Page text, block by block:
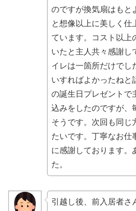
のですが換気扇はもと
と想像以上に美しく仕
ています。コスト以上
いたと主人共々感謝し
イレは一箇所だけでし
いすればよかったねと
の誕生日プレゼントで
込みをしたのですが、
そうです。次回も同じ
たいです。丁寧なお仕
に感謝しております。
た。
引越し後、前入居者さ